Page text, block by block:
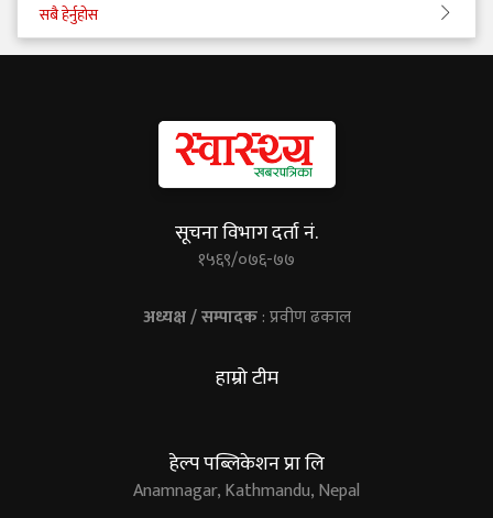
सबै हेर्नुहोस
सूचना विभाग दर्ता नं.
१५६९/०७६-७७
अध्यक्ष / सम्पादक: प्रवीण ढकाल
हाम्रो टीम
हेल्प पब्लिकेशन प्रा लि
Anamnagar, Kathmandu, Nepal